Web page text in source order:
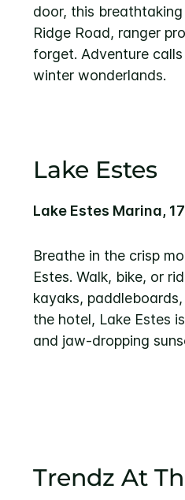
door, this
Ridge Road, ranger
forget. Adventure
winter wonderlands.
Lake Estes
Lake Estes Marina,
Breathe in the crisp
Estes. Walk, bike, or
kayaks,
the hotel, Lake Estes
and jaw-dropping
Trendz At